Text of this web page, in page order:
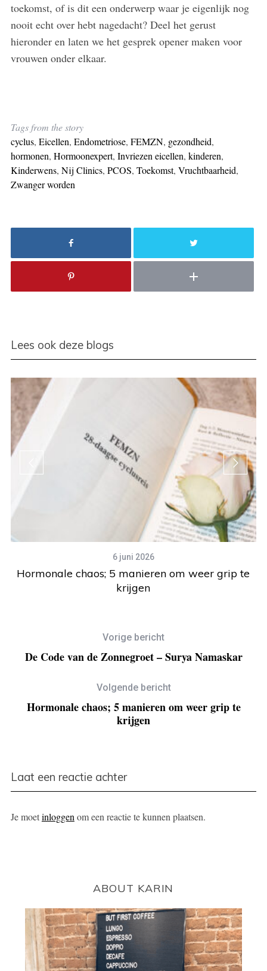
toekomst, of is dit een onderwerp waar je eigenlijk nog
nooit echt over hebt nagedacht? Deel het gerust
hieronder en laten we het gesprek opener maken voor
vrouwen onder elkaar.
Tags from the story
cyclus, Eicellen, Endometriose, FEMZN, gezondheid,
hormonen, Hormoonexpert, Invriezen eicellen, kinderen,
Kinderwens, Nij Clinics, PCOS, Toekomst, Vruchtbaarheid,
Zwanger worden
Lees ook deze blogs
6 juni 2026
Hormonale chaos; 5 manieren om weer grip te
krijgen
Vorige bericht
De Code van de Zonnegroet – Surya Namaskar
Volgende bericht
Hormonale chaos; 5 manieren om weer grip te
krijgen
Laat een reactie achter
Je moetinloggenom een reactie te kunnen plaatsen.
ABOUT KARIN